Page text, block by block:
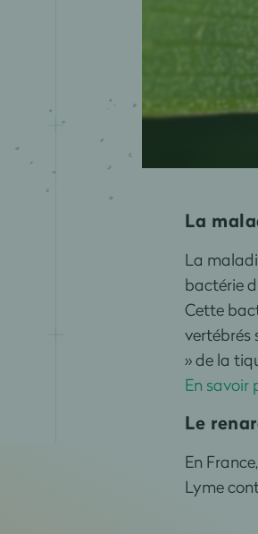
La
La
bactérie
Cette
vertébrés
» de la
En savoir
Le
En
Lyme